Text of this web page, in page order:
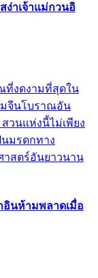
ง่าเจ้าแม่กวนอิ
ที่งดงามที่สุดใน
มจีนโบราณอัน
วนแห่งนี้ไม่เพียง
มรดกทาง
สตร์อันยาวนาน
อินห้ามพลาดเมื่อ